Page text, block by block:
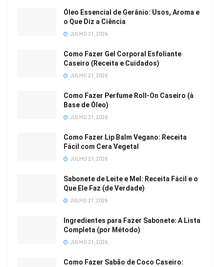
Óleo Essencial de Gerânio: Usos, Aroma e
o Que Diz a Ciência
JULHO 21, 2026
Como Fazer Gel Corporal Esfoliante
Caseiro (Receita e Cuidados)
JULHO 21, 2026
Como Fazer Perfume Roll-On Caseiro (à
Base de Óleo)
JULHO 21, 2026
Como Fazer Lip Balm Vegano: Receita
Fácil com Cera Vegetal
JULHO 21, 2026
Sabonete de Leite e Mel: Receita Fácil e o
Que Ele Faz (de Verdade)
JULHO 21, 2026
Ingredientes para Fazer Sabonete: A Lista
Completa (por Método)
JULHO 21, 2026
Como Fazer Sabão de Coco Caseiro: